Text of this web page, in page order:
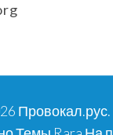
Провокал.рус.